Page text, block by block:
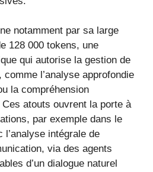
notamment par sa large
128 000 tokens, une
qui autorise la gestion de
l’analyse approfondie
la compréhension
atouts ouvrent la porte à
par exemple dans le
intégrale de
via des agents
d’un dialogue naturel